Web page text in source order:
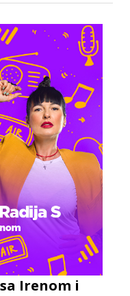
Irenom i